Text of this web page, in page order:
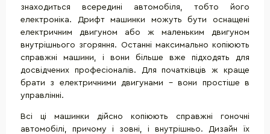
знаходиться всередині автомобіля, тобто його
електроніка. Дрифт машинки можуть бути оснащені
електричним двигуном або ж маленьким двигуном
внутрішнього згоряння. Останні максимально копіюють
справжні машини, і вони більше вже підходять для
досвідчених професіоналів. Для початківців ж краще
брати з електричними двигунами - вони простіше в
управлінні.
Всі ці машинки дійсно копіюють справжні гоночні
автомобілі, причому і зовні, і внутрішньо. Дизайн їх